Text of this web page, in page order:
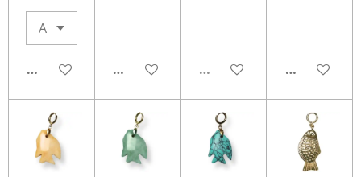
IN WINKELWAGENIN WINKELWAGENUITVERKOCHTIN